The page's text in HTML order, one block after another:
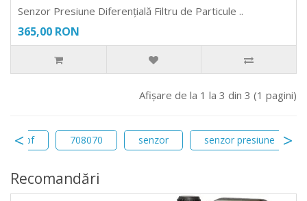
Senzor Presiune Diferențială Filtru de Particule ..
365,00 RON
Afişare de la 1 la 3 din 3 (1 pagini)
dpf 708070 senzor senzor presiune
Recomandări